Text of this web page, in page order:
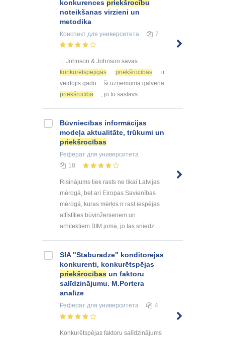
konkurences priekšrocību
noteikšanas virzieni un
metodika
Конспект для университета 7
... Johnson & Johnson savas
konkurētspējīgās
priekšrocības
ir
veidojis gadu ... šī uzņēmuma galvenā
priekšrocība
, jo to sastāvs ...
Būvniecības informācijas
modeļa aktualitāte, trūkumi un
priekšrocības
Реферат для университета
18
Risinājums tiek rasts ne tikai Latvijas
mērogā, bet arī Eiropas Savienības
mērogā, kuras mērķis ir rast iespējas
attīstīties būvinženieriem un
arhitektiem BIM jomā, jo tas sniedz ...
SIA "Staburadze" konditorejas
konkurenti, konkurētspējas
priekšrocības un faktoru
salīdzinājumu. M.Portera
analīze
Реферат для университета 4
Konkurētspējas faktoru salīdzinājums